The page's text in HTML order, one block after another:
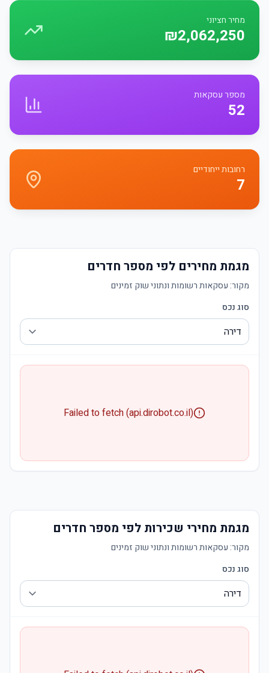
מחיר חציוני
₪2,062,250
מספר עסקאות
52
רחובות ייחודיים
7
מגמת מחירים לפי מספר חדרים
מקור: עסקאות רשומות ונתוני שוק זמינים
סוג נכס
Failed to fetch (api.dirobot.co.il)
מגמת מחירי שכירות לפי מספר חדרים
מקור: עסקאות רשומות ונתוני שוק זמינים
סוג נכס